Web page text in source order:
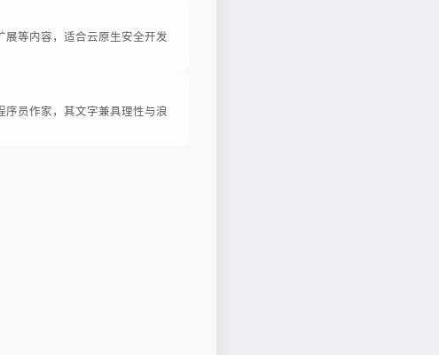
等内容，适合云原生安全开发
员作家，其文字兼具理性与浪